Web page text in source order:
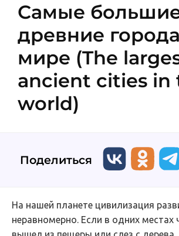
Самые
древние
мире (The
ancient cities in
world)
Поделиться
На нашей планете цивилизация
неравномерно. Если в одних местах